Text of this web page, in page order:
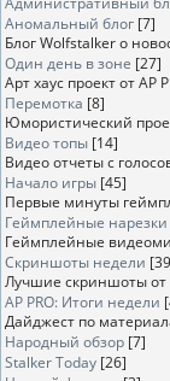
Аномальный блог [7]
Блог Wolfstalker о
Один день в зоне [27]
Арт хаус проект от AP
Перемотка [8]
Юмористический
Видео топы [14]
Видео отчеты с
Начало игры [45]
Первые минуты
Геймплейные нарезки
Геймплейные
Скриншоты недели
Лучшие скриншоты от
AP PRO: Итоги недели
Дайджест по
Народный обзор [7]
Stalker Today [26]